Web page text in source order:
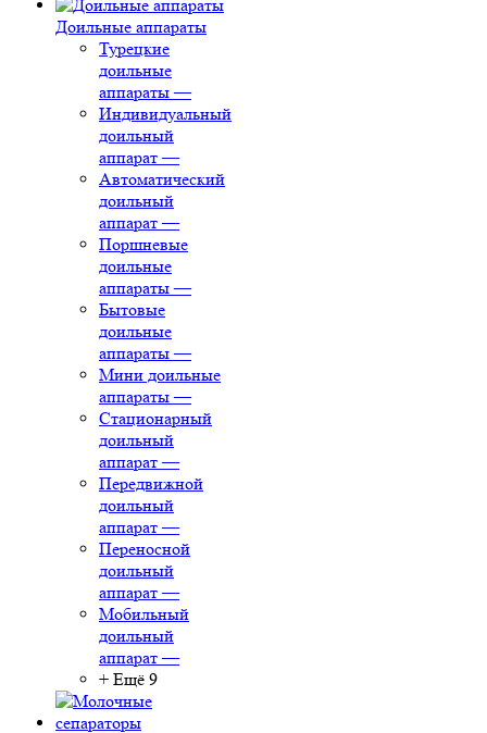
Доильные аппараты
Турецкие
доильные
аппараты —
Индивидуальный
доильный
аппарат —
Автоматический
доильный
аппарат —
Поршневые
доильные
аппараты —
Бытовые
доильные
аппараты —
Мини доильные
аппараты —
Стационарный
доильный
аппарат —
Передвижной
доильный
аппарат —
Переносной
доильный
аппарат —
Мобильный
доильный
аппарат —
+ Ещё 9